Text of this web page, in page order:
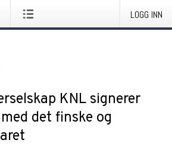
LOGG INN
KNL signerer
det finske og